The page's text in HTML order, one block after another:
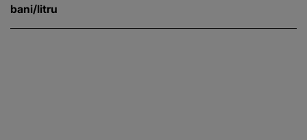
bani/litru